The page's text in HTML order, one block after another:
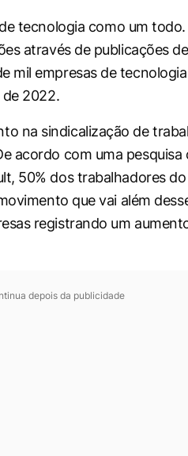
tecnologia como um todo.
através de publicações
mil empresas de
de 2022.
na sindicalização de
acordo com uma pesquisa
50% dos trabalhadores
que vai além
registrando um
depois da publicidade